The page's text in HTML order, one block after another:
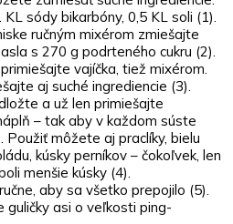
KL sódy bikarbóny, 0,5 KL soli (1).
ručným mixérom zmiešajte
s 270 g podrteného cukru (2).
vajíčka, tiež mixérom.
aj suché ingrediencie (3).
a už len primiešajte
– tak aby v každom súste
Použiť môžete aj praclíky, bielu
kúsky perníkov – čokoľvek, len
menšie kúsky (4).
aby sa všetko prepojilo (5).
guličky asi o veľkosti ping-